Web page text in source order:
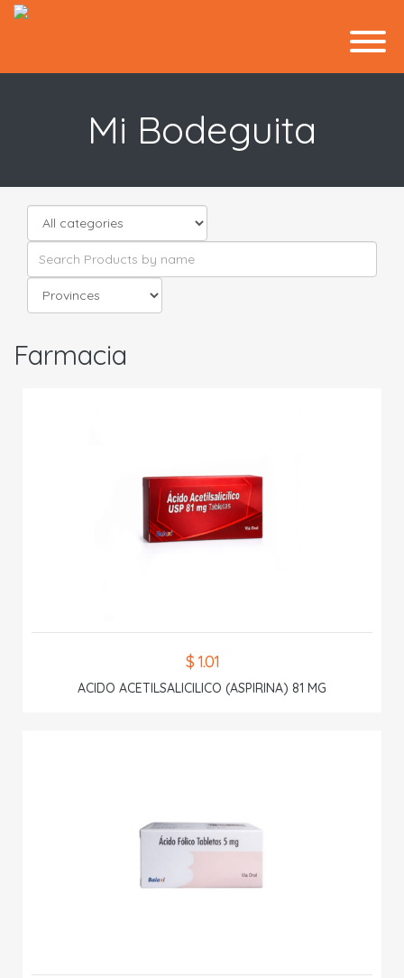
Mi Bodeguita
Farmacia
$ 1.01
ACIDO ACETILSALICILICO (ASPIRINA) 81 MG